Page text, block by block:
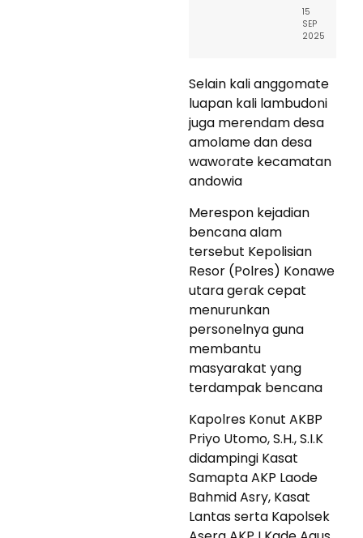
15
SEP
2025
Selain kali anggomate
luapan kali lambudoni
juga merendam desa
amolame dan desa
waworate kecamatan
andowia
Merespon kejadian
bencana alam
tersebut Kepolisian
Resor (Polres) Konawe
utara gerak cepat
menurunkan
personelnya guna
membantu
masyarakat yang
terdampak bencana
Kapolres Konut AKBP
Priyo Utomo, S.H., S.I.K
didampingi Kasat
Samapta AKP Laode
Bahmid Asry, Kasat
Lantas serta Kapolsek